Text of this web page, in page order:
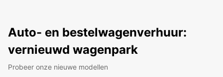
Auto- en bestelwagenverhuur:
vernieuwd wagenpark
Probeer onze nieuwe modellen